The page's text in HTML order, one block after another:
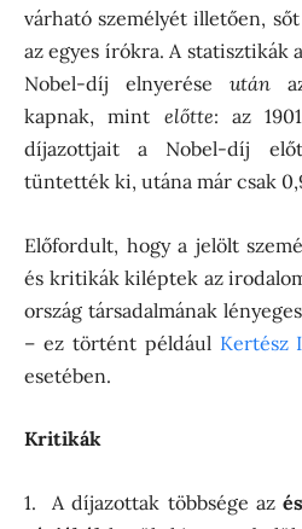
várható személyét illetően,
az egyes írókra. A statisztikák
Nobel-díj elnyerése után
kapnak, mint előtte: az
díjazottjait a Nobel-díj
tüntették ki, utána már csak
Előfordult, hogy a jelölt
és kritikák kiléptek az
ország társadalmának
– ez történt például Kertész
esetében.
Kritikák
1. A díjazottak többsége az